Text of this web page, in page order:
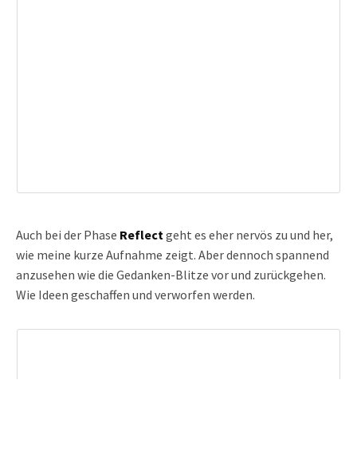
Auch bei der Phase Reflectgeht es eher nervös zu und her,
wie meine kurze Aufnahme zeigt. Aber dennoch spannend
anzusehen wie die Gedanken-Blitze vor und zurückgehen.
Wie Ideen geschaffen und verworfen werden.